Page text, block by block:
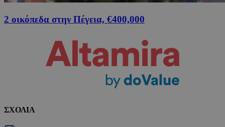
2 οικόπεδα στην Πέγεια, €400,000
ΣΧΟΛΙΑ